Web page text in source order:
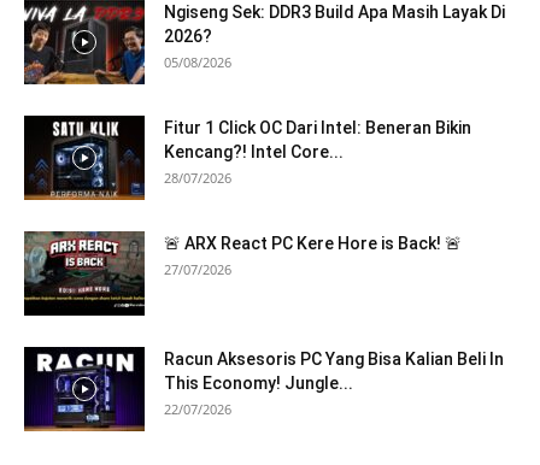
Ngiseng Sek: DDR3 Build Apa Masih Layak Di
2026?
05/08/2026
Fitur 1 Click OC Dari Intel: Beneran Bikin
Kencang?! Intel Core...
28/07/2026
🚨 ARX React PC Kere Hore is Back! 🚨
27/07/2026
Racun Aksesoris PC Yang Bisa Kalian Beli In
This Economy! Jungle...
22/07/2026